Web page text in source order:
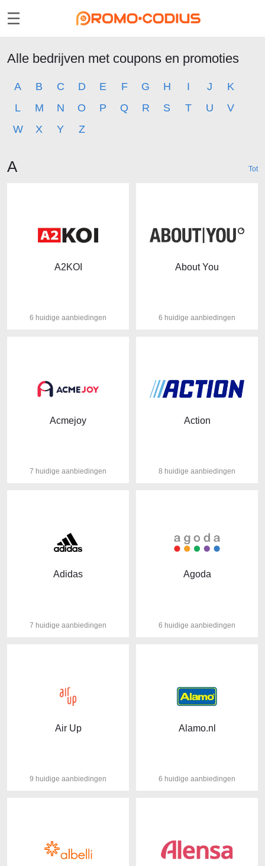
Alle bedrijven met coupons en promoties
A B C D E F G H I J
K
L
M N O P Q R S T U
V
W
X Y Z
Winkels beginnende met de letter
A Tot
A2KOI
6 huidige aanbiedingen
About You
6 huidige aanbiedingen
Acmejoy
7 huidige aanbiedingen
Action
8 huidige aanbiedingen
Adidas
7 huidige aanbiedingen
Agoda
6 huidige aanbiedingen
Air Up
9 huidige aanbiedingen
Alamo.nl
6 huidige aanbiedingen